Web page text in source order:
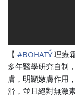
【 #BOHATÝ理療
多年醫學研究自制
膚，明顯嫩膚作用
滑，並且絕對無激